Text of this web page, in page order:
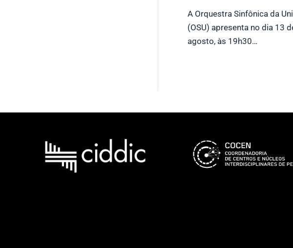
A Orquestra Sinfônica da
(OSU) apresenta no dia 13
agosto, às 19h30…